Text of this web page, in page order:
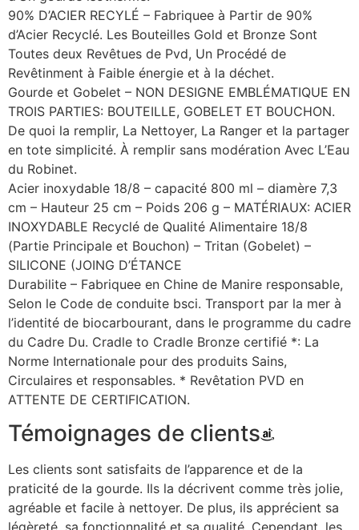
90% D’ACIER RECYLÉ – Fabriquee à Partir de 90%
d’Acier Recyclé. Les Bouteilles Gold et Bronze Sont
Toutes deux Revêtues de Pvd, Un Procédé de
Revêtinment à Faible énergie et à la déchet.
Gourde et Gobelet – NON DESIGNE EMBLÉMATIQUE EN
TROIS PARTIES: BOUTEILLE, GOBELET ET BOUCHON.
De quoi la remplir, La Nettoyer, La Ranger et la partager
en tote simplicité. À remplir sans modération Avec L’Eau
du Robinet.
Acier inoxydable 18/8 – capacité 800 ml – diamère 7,3
cm – Hauteur 25 cm – Poids 206 g – MATÉRIAUX: ACIER
INOXYDABLE Recyclé de Qualité Alimentaire 18/8
(Partie Principale et Bouchon) – Tritan (Gobelet) –
SILICONE (JOING D’ÉTANCE
Durabilite – Fabriquee en Chine de Manire responsable,
Selon le Code de conduite bsci. Transport par la mer à
l’identité de biocarbourant, dans le programme du cadre
du Cadre Du. Cradle to Cradle Bronze certifié *: La
Norme Internationale pour des produits Sains,
Circulaires et responsables. * Revêtation PVD en
ATTENTE DE CERTIFICATION.
Témoignages de clients
Les clients sont satisfaits de l’apparence et de la
praticité de la gourde. Ils la décrivent comme très jolie,
agréable et facile à nettoyer. De plus, ils apprécient sa